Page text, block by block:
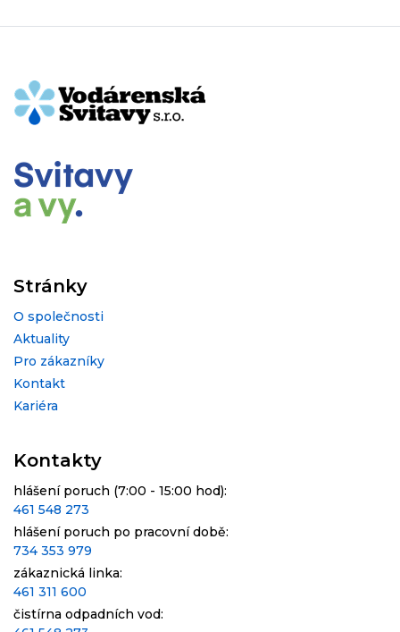
Stránky
O společnosti
Aktuality
Pro zákazníky
Kontakt
Kariéra
Kontakty
hlášení poruch (7:00 - 15:00 hod):
461 548 273
hlášení poruch po pracovní době:
734 353 979
zákaznická linka:
461 311 600
čistírna odpadních vod: